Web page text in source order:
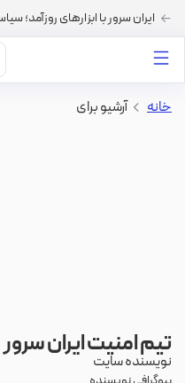
ایران سرور با ابزارهای روزآمد؛
خانه > آرشیو برای
تیم امنیت ایران سرور
نویسنده سایت